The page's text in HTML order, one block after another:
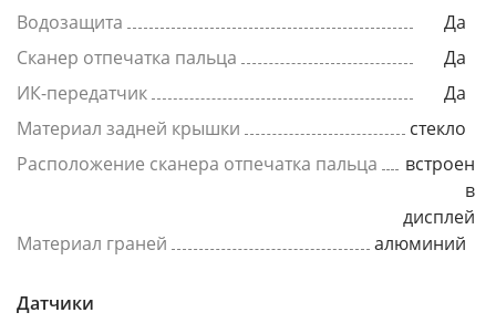
Водозащита
Да
Сканер отпечатка пальца
Да
ИК-передатчик
Да
Материал задней крышки
стекло
Расположение сканера отпечатка пальца
встроен
в
дисплей
Материал граней
алюминий
Датчики